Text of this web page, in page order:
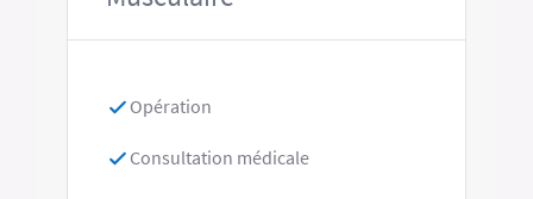
Opération
Consultation médicale